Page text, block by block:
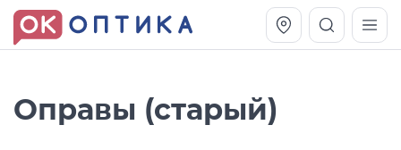
Оправы (старый)